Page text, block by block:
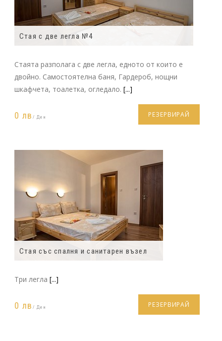
Стая с две легла №4
Стаята разполага с две легла, едното от които е
двойно. Самостоятелна баня, Гардероб, нощни
шкафчета, тоалетка, огледало. [...]
0 лв / Ден РЕЗЕРВИРАЙ
Стая със спалня и санитарен възел
Три легла [...]
0 лв / Ден РЕЗЕРВИРАЙ